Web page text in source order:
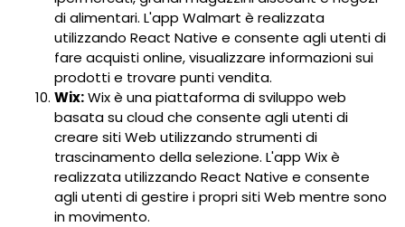
di alimentari. L'app Walmart è realizzata
utilizzando React Native e consente agli utenti di
fare acquisti online, visualizzare informazioni sui
prodotti e trovare punti vendita.
Wix:Wix è una piattaforma di sviluppo web
basata su cloud che consente agli utenti di
creare siti Web utilizzando strumenti di
trascinamento della selezione. L'app Wix è
realizzata utilizzando React Native e consente
agli utenti di gestire i propri siti Web mentre sono
in movimento.